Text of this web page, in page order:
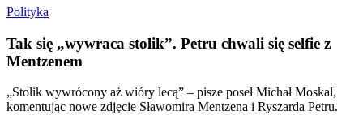
Polityka
Tak się „wywraca stolik”. Petru chwali się selfie z
Mentzenem
„Stolik wywrócony aż wióry lecą” – pisze poseł Michał Moskal,
komentując nowe zdjęcie Sławomira Mentzena i Ryszarda Petru.